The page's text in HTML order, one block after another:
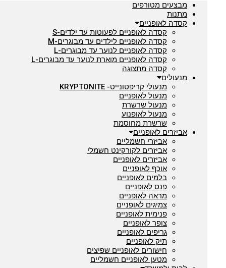
מבצעים מטורפים
מתנות
קסדה לאופניים
קסדה לאופניים לפעוטות עד ילדים-S
קסדה לאופניים לילדים עד מבוגרים-M
קסדה לאופניים לנוער עד מבוגרים-L
קסדה לאופניים מוארת לנוער עד מבוגרים-L
קסדה מתצוגה
מנעולים
מנעולי קריפטונייט- KRYPTONITE
מנעול לאופניים
מנעול שרשרת
מנעול לאופנוע
שרשרת מחוסמת
אביזרים לאופניים
אביזרי חשמליים
אביזרים לקורקינט חשמלי
אביזרים לאופניים
אוכף לאופניים
בלמים לאופניים
פנס לאופניים
מראה לאופניים
צמיגים לאופניים
פנימית לאופניים
צופר לאופניים
גריפים לאופניים
תיק לאופניים
חישורים לאופניים שפיצים
מטען לאופניים חשמליים